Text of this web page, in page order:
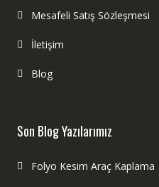
Mesafeli Satış Sözleşmesi
İletişim
Blog
Son Blog Yazılarımız
Folyo Kesim Araç Kaplama